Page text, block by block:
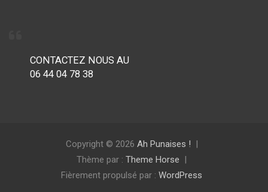
CONTACTEZ NOUS AU
06 44 04 78 38
Copyright © 2026 Ah Punaises !
Thème par : Theme Horse
Fièrement propulsé par : WordPress